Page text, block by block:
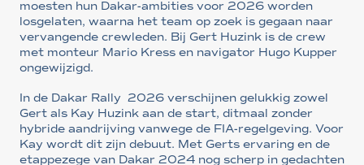
moesten hun Dakar-ambities voor 2026 worden
losgelaten, waarna het team op zoek is gegaan naar
vervangende crewleden. Bij Gert Huzink is de crew
met monteur Mario Kress en navigator Hugo Kupper
ongewijzigd.
In de Dakar Rally 2026 verschijnen gelukkig zowel
Gert als Kay Huzink aan de start, ditmaal zonder
hybride aandrijving vanwege de FIA-regelgeving. Voor
Kay wordt dit zijn debuut. Met Gerts ervaring en de
etappezege van Dakar 2024 nog scherp in gedachten